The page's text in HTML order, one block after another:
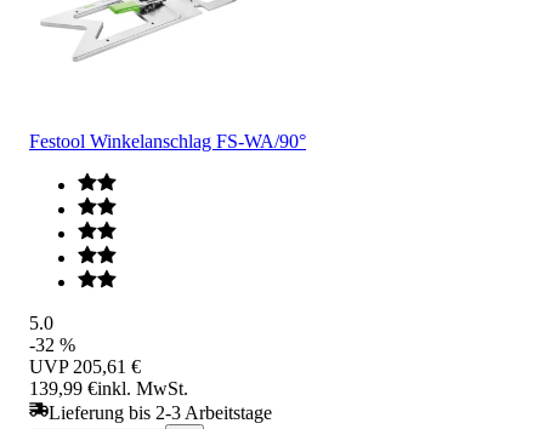
Festool Winkelanschlag FS-WA/90°
5.0
-32 %
UVP 205,61 €
139,99 €inkl. MwSt.
Lieferung bis 2-3 Arbeitstage